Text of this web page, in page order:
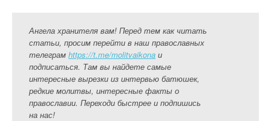
Ангела хранителя вам! Перед тем как читать
статьи, просим перейти в наш православных
телеграм https://t.me/molitvaikona и
подписаться. Там вы найдете самые
интересные вырезки из интервью батюшек,
редкие молитвы, интересные факты о
православии. Переходи быстрее и подпишись
на нас!